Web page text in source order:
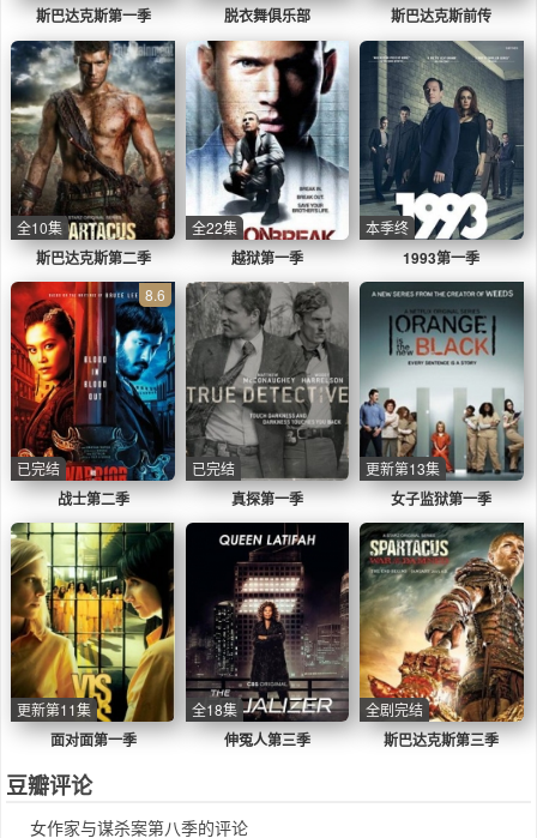
斯巴达克斯第一季 脱衣舞俱乐部 斯巴达克斯前传
斯巴达克斯第二季
全10集
越狱第一季
全22集
1993第一季
本季终
战士第二季
8.6
已完结
真探第一季
已完结
女子监狱第一季
更新第13集
面对面第一季
更新第11集
伸冤人第三季
全18集
斯巴达克斯第三季
全剧完结
豆瓣评论
女作家与谋杀案第八季的评论